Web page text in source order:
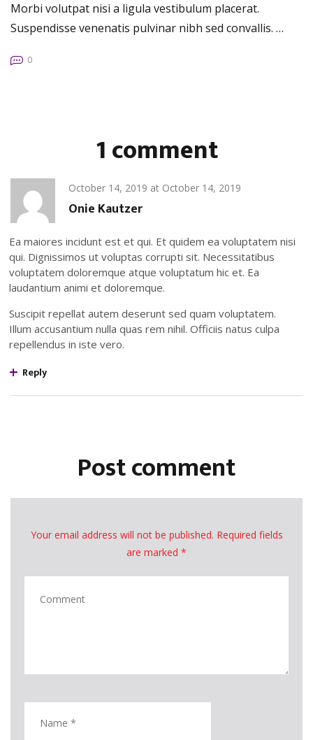
Morbi volutpat nisi a ligula vestibulum placerat.
Suspendisse venenatis pulvinar nibh sed convallis. …
0
1 comment
October 14, 2019 at October 14, 2019
Onie Kautzer
Ea maiores incidunt est et qui. Et quidem ea voluptatem nisi
qui. Dignissimos ut voluptas corrupti sit. Necessitatibus
voluptatem doloremque atque voluptatum hic et. Ea
laudantium animi et doloremque.
Suscipit repellat autem deserunt sed quam voluptatem.
Illum accusantium nulla quas rem nihil. Officiis natus culpa
repellendus in iste vero.
Reply
Post comment
Your email address will not be published. Required fields
are marked *